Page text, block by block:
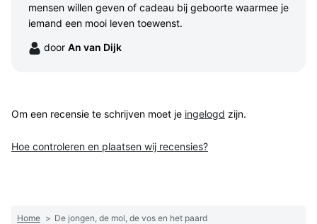
mensen willen geven of cadeau bij geboorte waarmee je
iemand een mooi leven toewenst.
door An van Dijk
Om een recensie te schrijven moet je ingelogd zijn.
Hoe controleren en plaatsen wij recensies?
Home > De jongen, de mol, de vos en het paard